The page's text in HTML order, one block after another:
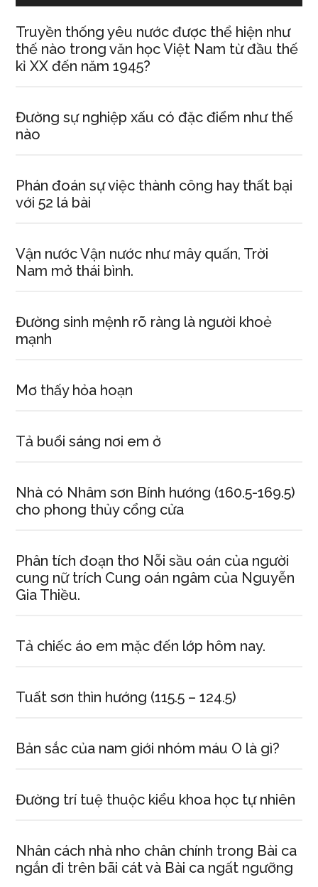
Lâm
Truyền thống yêu nước được thể hiện như
thế nào trong văn học Việt Nam từ đầu thế
kỉ XX đến năm 1945?
Đường sự nghiệp xấu có đặc điểm như thế
nào
Phán đoán sự việc thành công hay thất bại
với 52 lá bài
Vận nước Vận nước như mây quấn, Trời
Nam mở thái bình.
Đường sinh mệnh rõ ràng là người khoẻ
mạnh
Mơ thấy hỏa hoạn
Tả buổi sáng nơi em ở
Nhà có Nhâm sơn Bính hướng (160.5-169.5)
cho phong thủy cổng cửa
Phân tích đoạn thơ Nỗi sầu oán của người
cung nữ trích Cung oán ngâm của Nguyễn
Gia Thiều.
Tả chiếc áo em mặc đến lớp hôm nay.
Tuất sơn thìn hướng (115.5 – 124.5)
Bản sắc của nam giới nhóm máu O là gì?
Đường trí tuệ thuộc kiểu khoa học tự nhiên
Nhân cách nhà nho chân chính trong Bài ca
ngắn đi trên bãi cát và Bài ca ngất ngưỡng